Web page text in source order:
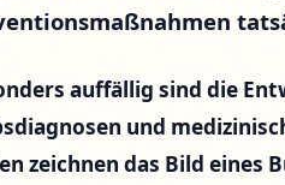
auffällig sind die
und
zeichnen das Bild eines